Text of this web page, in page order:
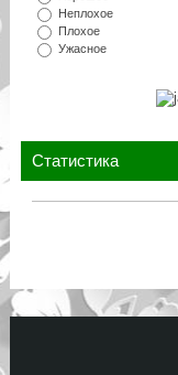
Неплохое
Плохое
Ужасное
Статистика